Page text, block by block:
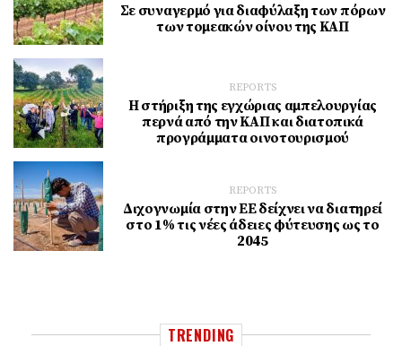
Σε συναγερμό για διαφύλαξη των πόρων
των τομεακών οίνου της ΚΑΠ
REPORTS
Η στήριξη της εγχώριας αμπελουργίας
περνά από την ΚΑΠ και διατοπικά
προγράμματα οινοτουρισμού
REPORTS
Διχογνωμία στην ΕΕ δείχνει να διατηρεί
στο 1% τις νέες άδειες φύτευσης ως το
2045
TRENDING